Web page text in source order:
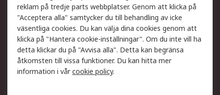
Support
Få hjälp
Retur av varor
Leverans
Spåra din order
Begär en fakturakopi
Fördelar med RS-konto
Betalningsalternativ
reklam på tredje parts webbplatser. Genom att klicka på
"Acceptera alla" samtycker du till behandling av icke
väsentliga cookies. Du kan välja dina cookies genom att
klicka på "Hantera cookie-inställningar". Om du inte vill ha
detta klickar du på "Avvisa alla". Detta kan begränsa
åtkomsten till vissa funktioner. Du kan hitta mer
information i vårcookie policy.